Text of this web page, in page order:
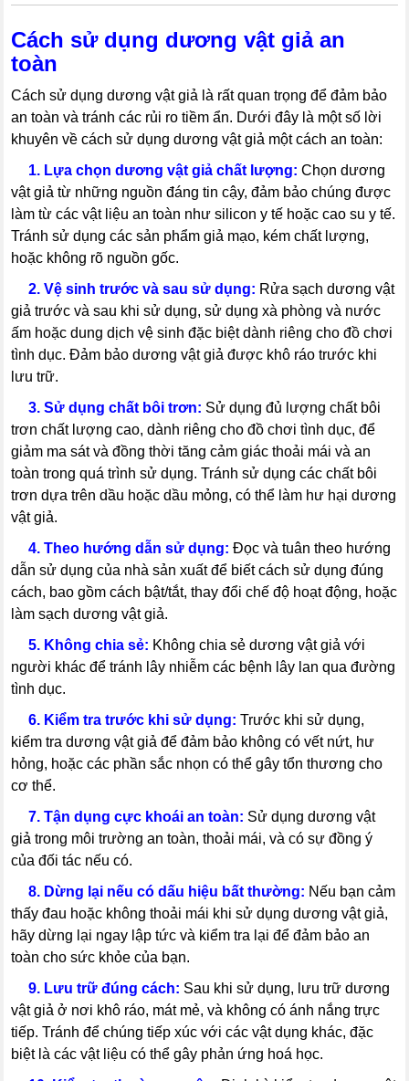
Cách sử dụng dương vật giả an
toàn
Cách sử dụng dương vật giả là rất quan trọng để đảm bảo
an toàn và tránh các rủi ro tiềm ẩn. Dưới đây là một số lời
khuyên về cách sử dụng dương vật giả một cách an toàn:
1. Lựa chọn dương vật giả chất lượng: Chọn dương
vật giả từ những nguồn đáng tin cậy, đảm bảo chúng được
làm từ các vật liệu an toàn như silicon y tế hoặc cao su y tế.
Tránh sử dụng các sản phẩm giả mạo, kém chất lượng,
hoặc không rõ nguồn gốc.
2. Vệ sinh trước và sau sử dụng: Rửa sạch dương vật
giả trước và sau khi sử dụng, sử dụng xà phòng và nước
ấm hoặc dung dịch vệ sinh đặc biệt dành riêng cho đồ chơi
tình dục. Đảm bảo dương vật giả được khô ráo trước khi
lưu trữ.
3. Sử dụng chất bôi trơn: Sử dụng đủ lượng chất bôi
trơn chất lượng cao, dành riêng cho đồ chơi tình dục, để
giảm ma sát và đồng thời tăng cảm giác thoải mái và an
toàn trong quá trình sử dụng. Tránh sử dụng các chất bôi
trơn dựa trên dầu hoặc dầu mỏng, có thể làm hư hại dương
vật giả.
4. Theo hướng dẫn sử dụng:Đọc và tuân theo hướng
dẫn sử dụng của nhà sản xuất để biết cách sử dụng đúng
cách, bao gồm cách bật/tắt, thay đổi chế độ hoạt động, hoặc
làm sạch dương vật giả.
5. Không chia sẻ: Không chia sẻ dương vật giả với
người khác để tránh lây nhiễm các bệnh lây lan qua đường
tình dục.
6. Kiểm tra trước khi sử dụng: Trước khi sử dụng,
kiểm tra dương vật giả để đảm bảo không có vết nứt, hư
hỏng, hoặc các phần sắc nhọn có thể gây tổn thương cho
cơ thể.
7. Tận dụng cực khoái an toàn: Sử dụng dương vật
giả trong môi trường an toàn, thoải mái, và có sự đồng ý
của đối tác nếu có.
8. Dừng lại nếu có dấu hiệu bất thường: Nếu bạn cảm
thấy đau hoặc không thoải mái khi sử dụng dương vật giả,
hãy dừng lại ngay lập tức và kiểm tra lại để đảm bảo an
toàn cho sức khỏe của bạn.
9. Lưu trữ đúng cách: Sau khi sử dụng, lưu trữ dương
vật giả ở nơi khô ráo, mát mẻ, và không có ánh nắng trực
tiếp. Tránh để chúng tiếp xúc với các vật dụng khác, đặc
biệt là các vật liệu có thể gây phản ứng hoá học.